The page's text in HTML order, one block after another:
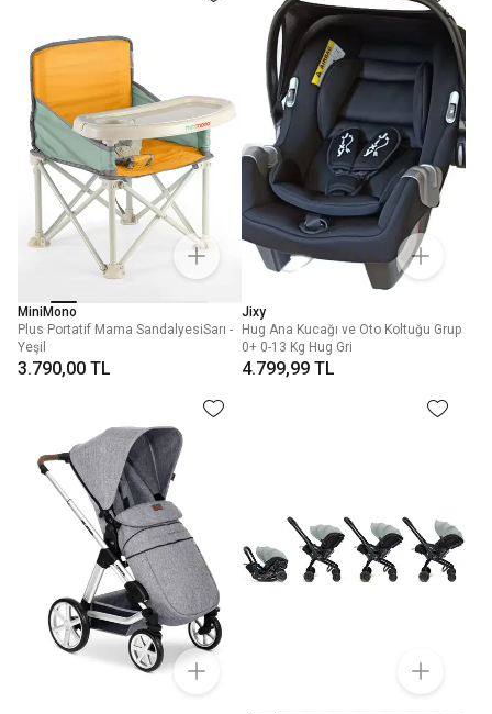
MiniMono
Plus Portatif Mama SandalyesiSarı -
Yeşil
3.790,00 TL
Jixy
Hug Ana Kucağı ve Oto Koltuğu Grup
0+ 0-13 Kg Hug Gri
4.799,99 TL